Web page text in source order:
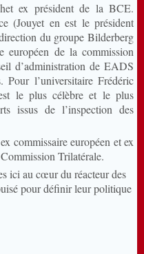
ex président de la BCE.
(Jouyet en est le président
du groupe Bilderberg
européen de la commission
d’administration de EADS
l’universitaire Frédéric
le plus célèbre et le plus
issus de l’inspection des
commissaire européen et ex
Trilatérale.
ici au cœur du réacteur des
pour définir leur politique